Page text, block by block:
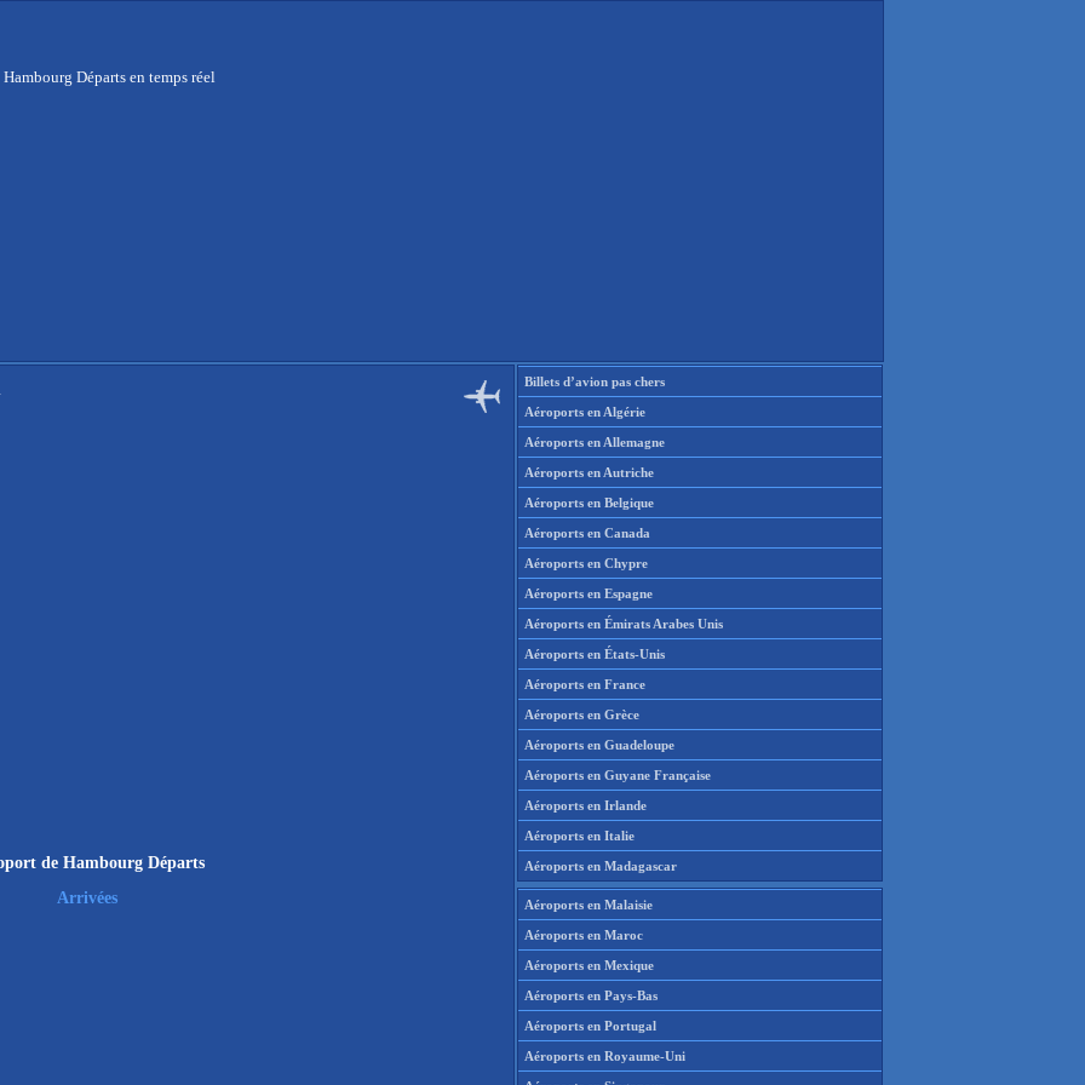
Départs en temps réel
de Hambourg Départs
Arrivées
Billets d’avion pas chers
Aéroports en Algérie
Aéroports en Allemagne
Aéroports en Autriche
Aéroports en Belgique
Aéroports en Canada
Aéroports en Chypre
Aéroports en Espagne
Aéroports en Émirats Arabes Unis
Aéroports en États-Unis
Aéroports en France
Aéroports en Grèce
Aéroports en Guadeloupe
Aéroports en Guyane Française
Aéroports en Irlande
Aéroports en Italie
Aéroports en Madagascar
Aéroports en Malaisie
Aéroports en Maroc
Aéroports en Mexique
Aéroports en Pays-Bas
Aéroports en Portugal
Aéroports en Royaume-Uni